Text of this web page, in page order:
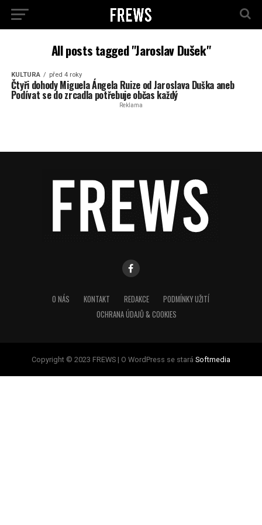
All posts tagged "Jaroslav Dušek"
KULTURA před 4 roky
Čtyři dohody Miguela Ángela Ruize od Jaroslava Duška aneb
Podívat se do zrcadla potřebuje občas každý
Reklama
O NÁS KONTAKT REDAKCE
PODMÍNKY UŽITÍ
OCHRANA ÚDAJŮ & COOKIES
Copyright © 2023 FREWS | O WordPress se stará Softmedia